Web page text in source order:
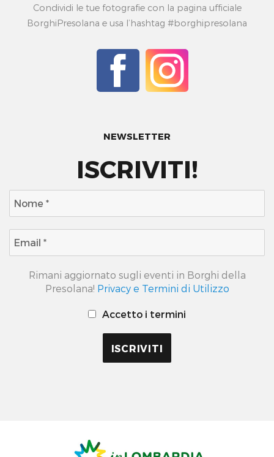
Condividi le tue fotografie con la pagina ufficiale
BorghiPresolana e usa l’hashtag #borghipresolana
NEWSLETTER
ISCRIVITI!
Rimani aggiornato sugli eventi in Borghi della
Presolana! Privacy e Termini di Utilizzo
Accetto i termini